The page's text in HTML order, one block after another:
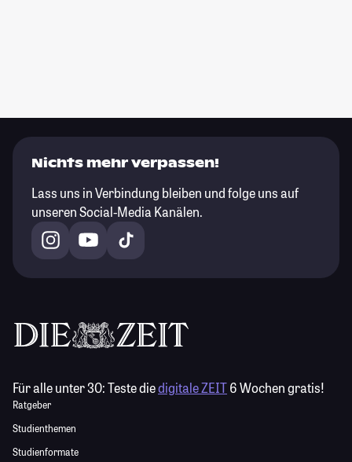
Nichts mehr verpassen!
Lass uns in Verbindung bleiben und folge uns auf
unseren Social-Media Kanälen.
Für alle unter 30:Teste diedigitale ZEIT6 Wochen gratis!
Ratgeber
Studienthemen
Studienformate